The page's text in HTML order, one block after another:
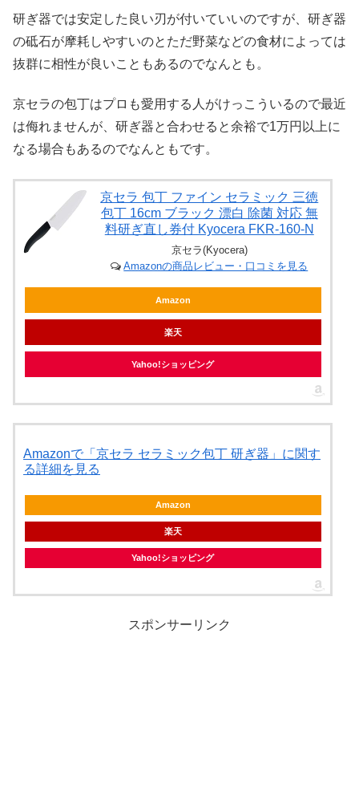
研ぎ器では安定した良い刃が付いていいのですが、研ぎ器
の砥石が摩耗しやすいのとただ野菜などの食材によっては
抜群に相性が良いこともあるのでなんとも。
京セラの包丁はプロも愛用する人がけっこういるので最近
は侮れませんが、研ぎ器と合わせると余裕で1万円以上に
なる場合もあるのでなんともです。
京セラ 包丁 ファイン セラミック 三徳
包丁 16cm ブラック 漂白 除菌 対応 無
料研ぎ直し券付 Kyocera FKR-160-N
京セラ(Kyocera)
Amazonの商品レビュー・口コミを見る
Amazon
楽天
Yahoo!ショッピング
Amazonで「京セラ セラミック包丁 研ぎ器」に関す
る詳細を見る
Amazon
楽天
Yahoo!ショッピング
スポンサーリンク